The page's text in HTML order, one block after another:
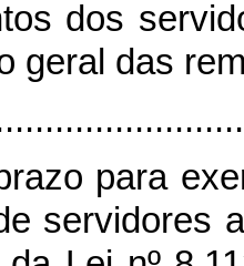
dos
geral das
para
servidores